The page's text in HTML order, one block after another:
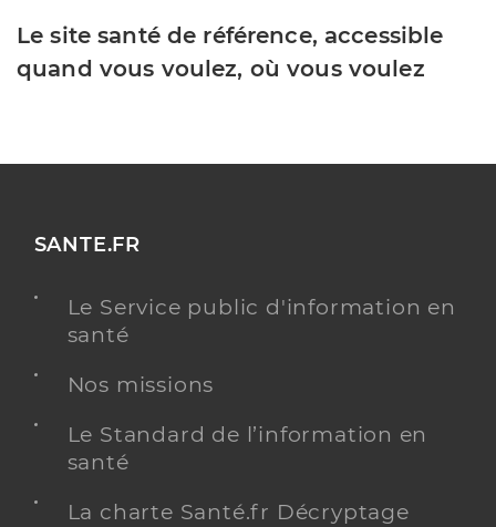
Le site santé de référence, accessible
quand vous voulez, où vous voulez
SANTE.FR
Le Service public d'information en
santé
Nos missions
Le Standard de l’information en
santé
La charte Santé.fr Décryptage